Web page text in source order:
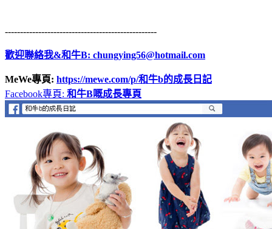
--------------------------------------------------
歡迎聯絡我&和牛B: chungying56@hotmail.com
MeWe專頁: https://mewe.com/p/和牛b的成長日記
Facebook專頁: 和牛B嘅成長專頁